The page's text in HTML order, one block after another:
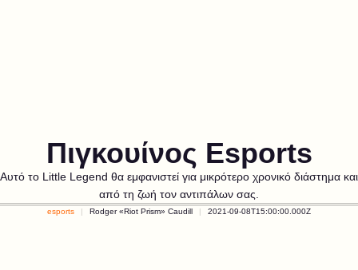
Πιγκουίνος Esports
Αυτό το Little Legend θα εμφανιστεί για μικρότερο χρονικό διάστημα και
από τη ζωή τον αντιπάλων σας.
esports Rodger «Riot Prism» Caudill 2021-09-08T15:00:00.000Z